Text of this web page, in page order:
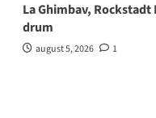
La Ghimbav,
drum
august 5, 2026 1